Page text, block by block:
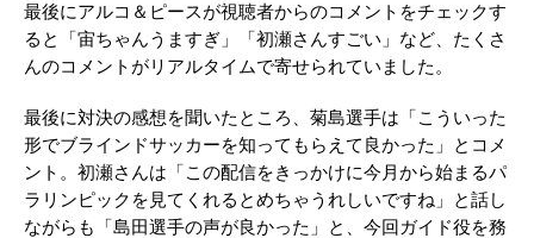
最後にアルコ＆ピースが視聴者からのコメントをチェックす
ると「宙ちゃんうますぎ」「初瀬さんすごい」など、たくさ
んのコメントがリアルタイムで寄せられていました。
最後に対決の感想を聞いたところ、菊島選手は「こういった
形でブラインドサッカーを知ってもらえて良かった」とコメ
ント。初瀬さんは「この配信をきっかけに今月から始まるパ
ラリンピックを見てくれるとめちゃうれしいですね」と話し
ながらも「島田選手の声が良かった」と、今回ガイド役を務